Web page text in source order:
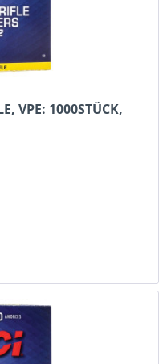
VPE: 1000STÜCK,